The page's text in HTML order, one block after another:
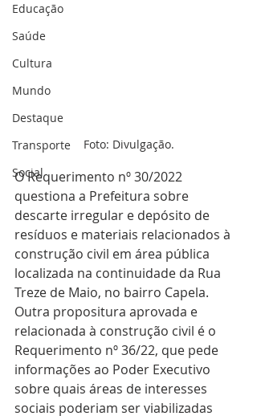
Educação
Saúde
Cultura
Mundo
Destaque
Transporte
Social
Foto: Divulgação.
O Requerimento nº 30/2022
questiona a Prefeitura sobre
descarte irregular e depósito de
resíduos e materiais relacionados à
construção civil em área pública
localizada na continuidade da Rua
Treze de Maio, no bairro Capela.
Outra propositura aprovada e
relacionada à construção civil é o
Requerimento nº 36/22, que pede
informações ao Poder Executivo
sobre quais áreas de interesses
sociais poderiam ser viabilizadas